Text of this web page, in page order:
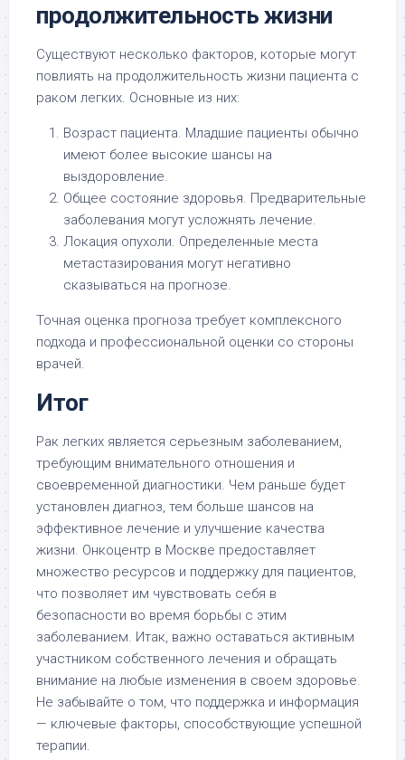
продолжительность жизни
Существуют несколько факторов, которые могут
повлиять на продолжительность жизни пациента с
раком легких. Основные из них:
Возраст пациента. Младшие пациенты обычно
имеют более высокие шансы на
выздоровление.
Общее состояние здоровья. Предварительные
заболевания могут усложнять лечение.
Локация опухоли. Определенные места
метастазирования могут негативно
сказываться на прогнозе.
Точная оценка прогноза требует комплексного
подхода и профессиональной оценки со стороны
врачей.
Итог
Рак легких является серьезным заболеванием,
требующим внимательного отношения и
своевременной диагностики. Чем раньше будет
установлен диагноз, тем больше шансов на
эффективное лечение и улучшение качества
жизни. Онкоцентр в Москве предоставляет
множество ресурсов и поддержку для пациентов,
что позволяет им чувствовать себя в
безопасности во время борьбы с этим
заболеванием. Итак, важно оставаться активным
участником собственного лечения и обращать
внимание на любые изменения в своем здоровье.
Не забывайте о том, что поддержка и информация
— ключевые факторы, способствующие успешной
терапии.